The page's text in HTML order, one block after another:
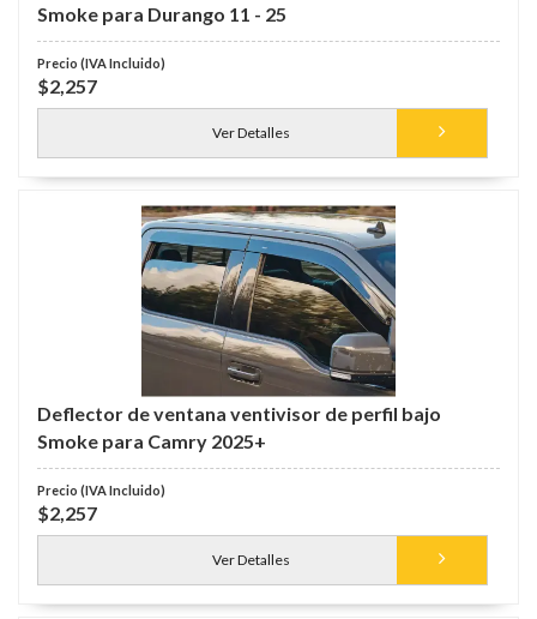
Smoke para Durango 11 - 25
$2,257
Ver Detalles
Deflector de ventana ventivisor de perfil bajo
Smoke para Camry 2025+
$2,257
Ver Detalles